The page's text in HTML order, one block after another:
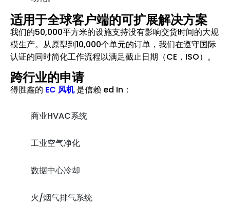
适用于全球客户端的可扩展解决方案
我们的50,000平方米的设施支持没有影响交货时间的大规
模生产。从原型到10,000个单元的订单，我们在遵守国际
认证的同时简化工作流程以满足截止日期（CE，ISO）。
跨行业的申请
得胜鑫的 EC 风机 是信赖 ed In：
商业HVAC系统
工业空气净化
数据中心冷却
火/烟气排气系统